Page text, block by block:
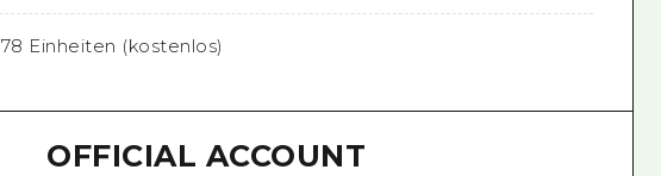
78 Einheiten (kostenlos)
OFFICIAL ACCOUNT